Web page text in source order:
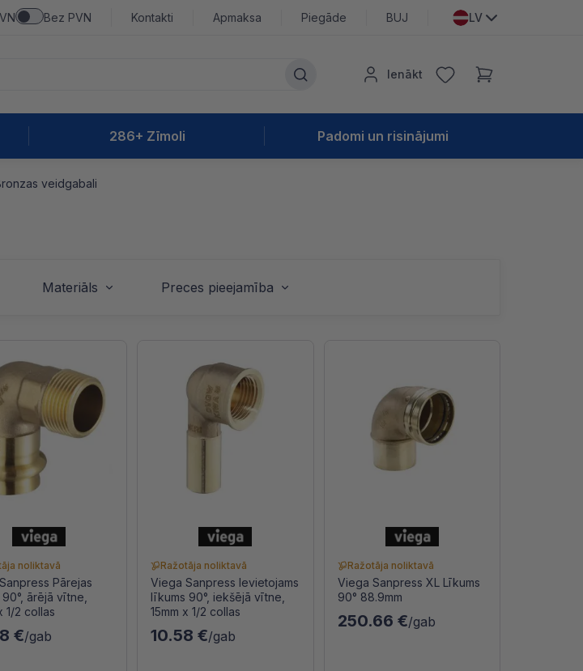
Bez PVN Kontakti Apmaksa Piegāde BUJ LV
Ienākt
286+ Zīmoli Padomi un risinājumi
veidgabali
Materiāls Preces pieejamība
noliktavā
Pārejas
ārējā vītne,
1/2 collas
€/gab
Ražotāja noliktavā
Viega Sanpress Ievietojams
līkums 90°, iekšējā vītne,
15mm x 1/2 collas
10.58 €/gab
Ražotāja noliktavā
Viega Sanpress XL Līkums
90° 88.9mm
250.66 €/gab